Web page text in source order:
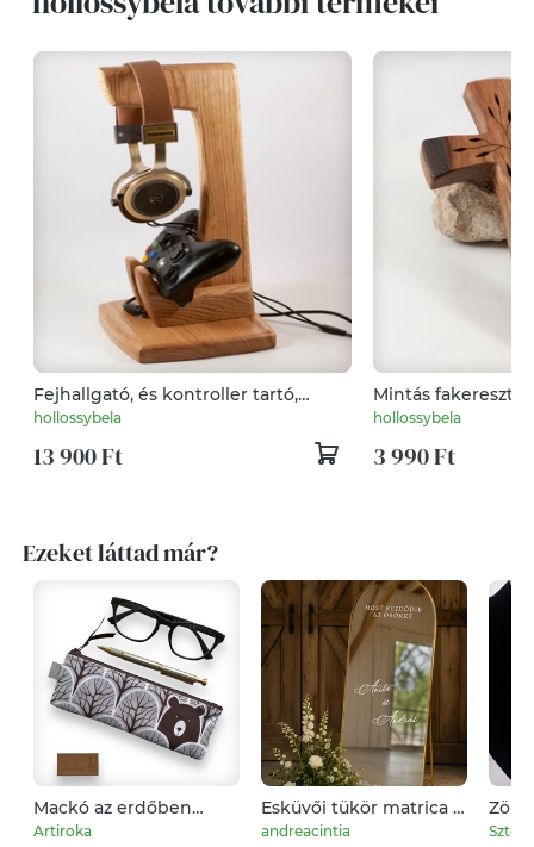
Fejhallgató, és kontroller tartó,
asztali rendező
hollossybela
13 900 Ft
Mintás fakereszt,
hollossybela
3 990 Ft
Ezeket láttad már?
Mackó az erdőben
mintás tolltartó
Artiroka
Esküvői tükör matrica -
személyre szabható
andreacintia
Zöld